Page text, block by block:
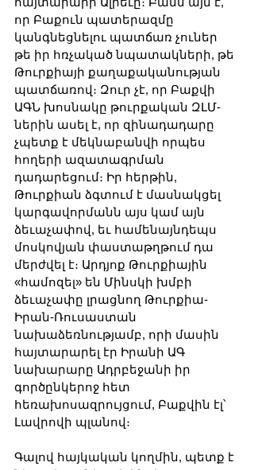
որ Բաքուն պատերազմը
կանգնեցնելու պատճառ չուներ
թե իր հռչակած նպատակների, թե
Թուրքիայի քաղաքականության
պատճառով։ Զուր չէ, որ Բաքվի
ԱԳՆ խոսնակը թուրքական ԶԼՄ-
ներին ասել է, որ զինադադարը
չպետք է մեկնաբանվի որպես
հողերի ազատագրման
դադարեցում։ Իր հերթին,
Թուրքիան ձգտում է մասնակցել
կարգավորմանն այս կամ այն
ձեւաչափով, եւ համենայնդեպս
մոսկովյան փաստաթղթում դա
մերժվել է։ Արդյոք Թուրքիային
«համոզել» են Մինսկի խմբի
ձեւաչափը լրացնող Թուրքիա-
Իրան-Ռուսաստան
նախաձեռնությամբ, որի մասին
հայտարարել էր Իրանի ԱԳ
նախարարը Ադրբեջանի իր
գործընկերոջ հետ
հեռախոսազրույցում, Բաքվին էլ՝
Լավրովի պլանով։
Գալով հայկական կողմին, պետք է